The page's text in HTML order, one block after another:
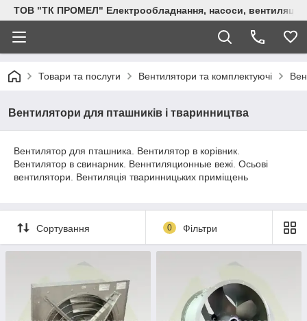
ТОВ "ТК ПРОМЕЛ" Електрообладнання, насоси, вентиляція,
Товари та послуги Вентилятори та комплектуючі
Вентилятори для пташників і тваринництва
Вентилятор для пташника. Вентилятор в корівник.
Вентилятор в свинарник. Веннтиляционные вежі. Осьові
вентилятори. Вентиляція тваринницьких приміщень
Сортування 0 Фільтри